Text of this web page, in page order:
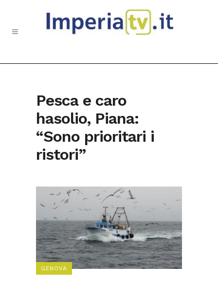
Pesca e caro
hasolio, Piana:
“Sono prioritari i
ristori”
GENOVA